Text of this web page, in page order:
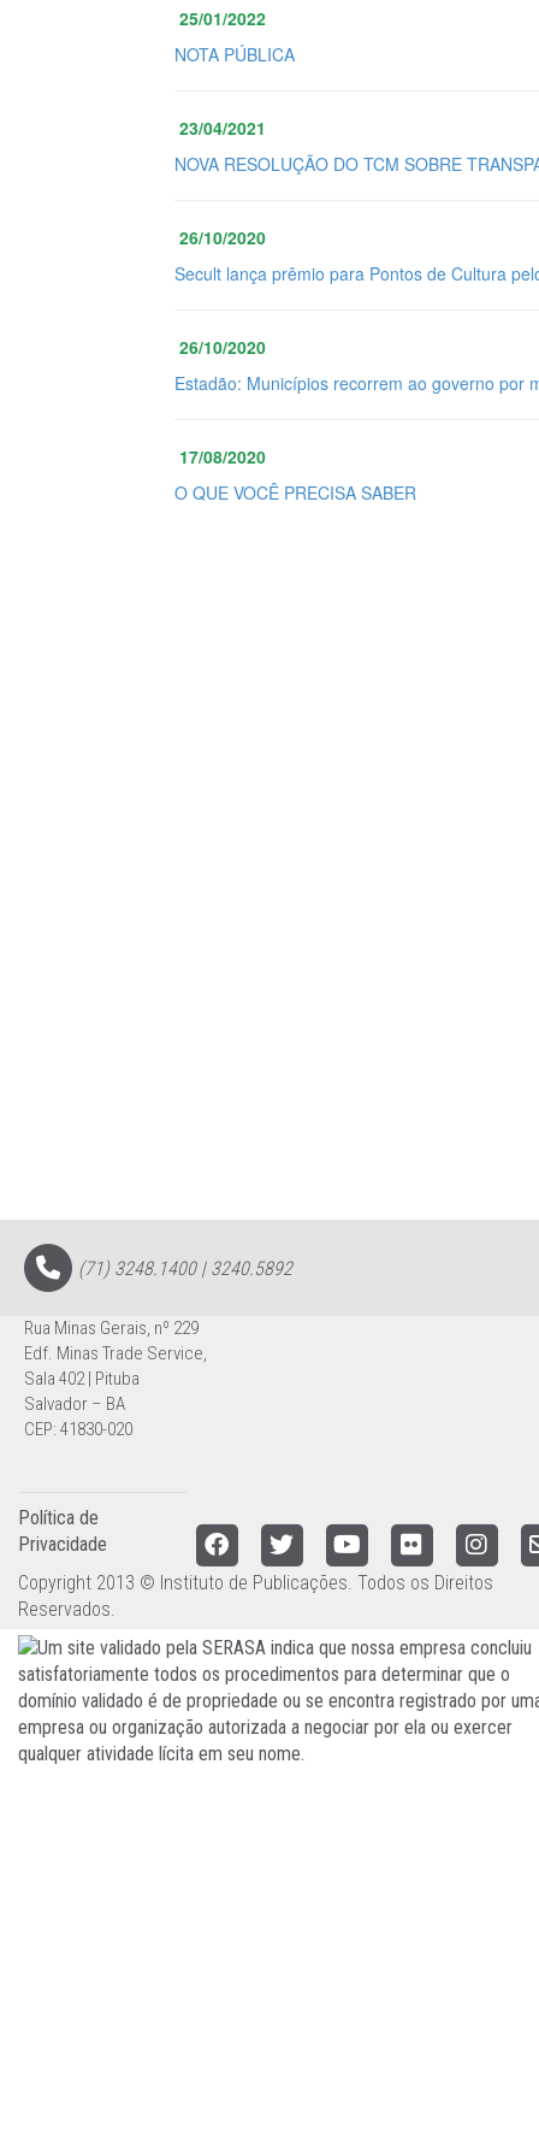
25/01/2022
NOTA PÚBLICA
23/04/2021
NOVA RESOLUÇÃO DO TCM SOBRE
26/10/2020
Secult lança prêmio para Pontos de Cultura
26/10/2020
Estadão: Municípios recorrem ao governo por
17/08/2020
O QUE VOCÊ PRECISA SABER
(71) 3248.1400 | 3240.5892
Rua Minas Gerais, nº 229
Edf. Minas Trade Service,
Sala 402 | Pituba
Salvador – BA
CEP: 41830-020
Política de
Privacidade
Copyright 2013 © Instituto de Publicações. Todos os Direitos
Reservados.